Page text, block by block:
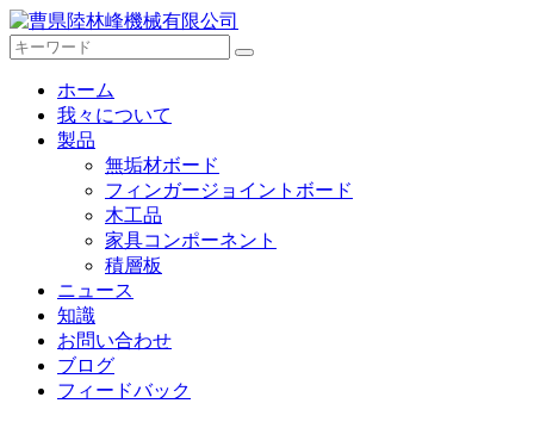
ホーム
我々について
製品
無垢材ボード
フィンガージョイントボード
木工品
家具コンポーネント
積層板
ニュース
知識
お問い合わせ
ブログ
フィードバック